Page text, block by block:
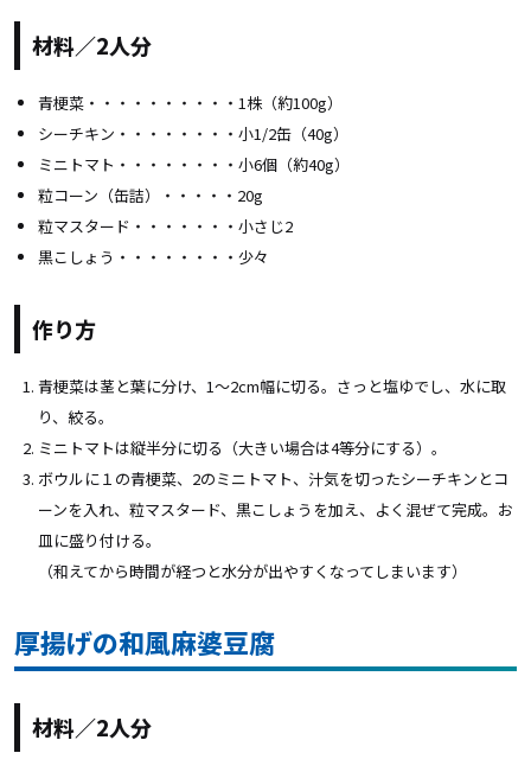
材料／2人分
青梗菜・・・・・・・・・・1株（約100g）
シーチキン・・・・・・・・小1/2缶（40g）
ミニトマト・・・・・・・・小6個（約40g）
粒コーン（缶詰）・・・・・20g
粒マスタード・・・・・・・小さじ2
黒こしょう・・・・・・・・少々
作り方
青梗菜は茎と葉に分け、1～2cm幅に切る。さっと塩ゆでし、水に取
り、絞る。
ミニトマトは縦半分に切る（大きい場合は4等分にする）。
ボウルに１の青梗菜、2のミニトマト、汁気を切ったシーチキンとコ
ーンを入れ、粒マスタード、黒こしょうを加え、よく混ぜて完成。お
皿に盛り付ける。
（和えてから時間が経つと水分が出やすくなってしまいます）
厚揚げの和風麻婆豆腐
材料／2人分